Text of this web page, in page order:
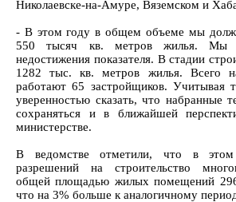
Николаевске-на-Амуре, Вяземском и
- В этом году в общем объеме мы
550 тысяч кв. метров жилья. Мы
недостижения показателя. В стадии
1282 тыс. кв. метров жилья. Всего
работают 65 застройщиков. Учитывая
уверенностью сказать, что набранные
сохраняться и в ближайшей
министерстве.
В ведомстве отметили, что в
разрешений на строительство
общей площадью жилых помещений
что на 3% больше к аналогичному